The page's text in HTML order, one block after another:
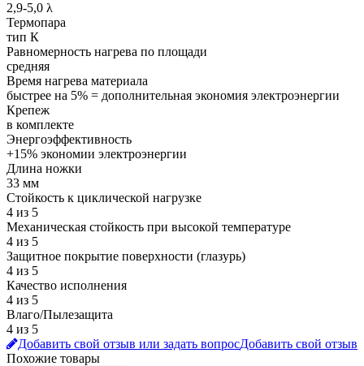
2,9-5,0 λ
Термопара
тип К
Равномерность нагрева по площади
средняя
Время нагрева материала
быстрее на 5% = дополнительная экономия электроэнергии
Крепеж
в комплекте
Энергоэффективность
+15% экономии электроэнергии
Длина ножки
33 мм
Стойкость к циклической нагрузке
4 из 5
Механическая стойкость при высокой температуре
4 из 5
Защитное покрытие поверхности (глазурь)
4 из 5
Качество исполнения
4 из 5
Влаго/Пылезащита
4 из 5
Добавить свой отзыв или задать вопросДобавить свой отзыв
Похожие товары